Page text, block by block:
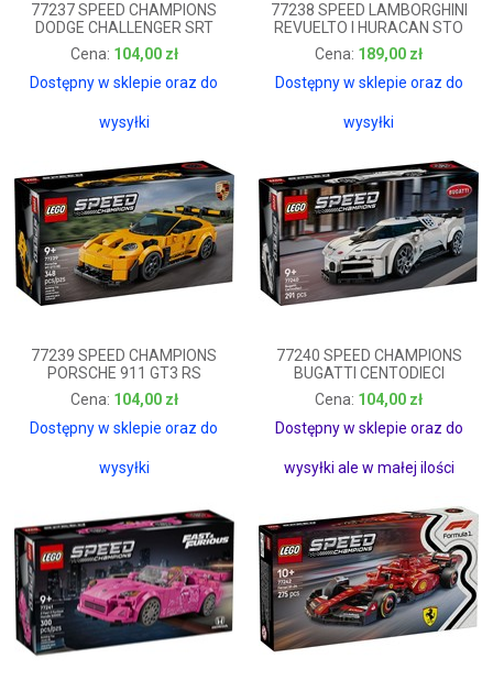
77237 SPEED CHAMPIONS
DODGE CHALLENGER SRT
HELLCAT
104,00 zł
Dostępny w sklepie oraz do
wysyłki
104,00 zł
77238 SPEED LAMBORGHINI
REVUELTO I HURACAN STO
189,00 zł
Dostępny w sklepie oraz do
wysyłki
189,00 zł
77239 SPEED CHAMPIONS
PORSCHE 911 GT3 RS
104,00 zł
Dostępny w sklepie oraz do
wysyłki
104,00 zł
77240 SPEED CHAMPIONS
BUGATTI CENTODIECI
104,00 zł
Dostępny w sklepie oraz do
wysyłki ale w małej ilości
104,00 zł